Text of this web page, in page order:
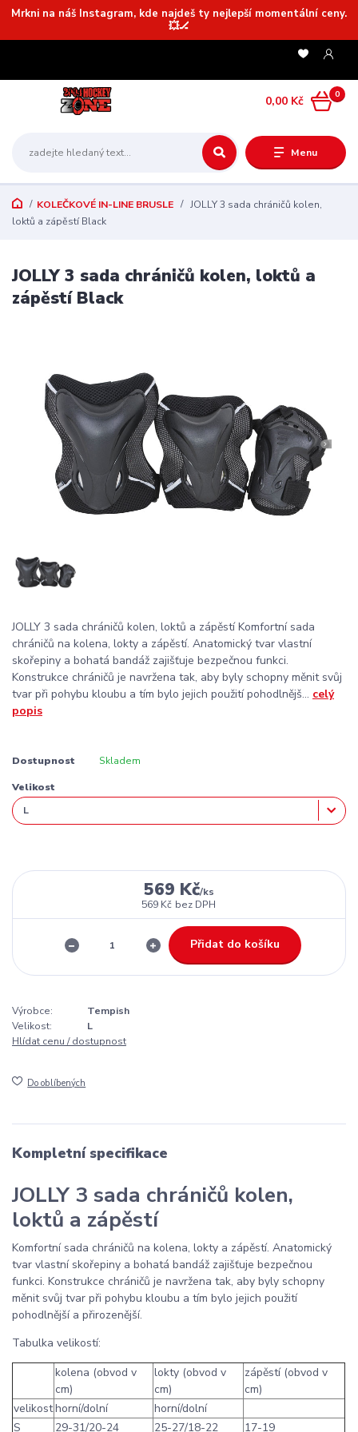
Mrkni na náš Instagram, kde najdeš ty nejlepší momentální ceny.
💥🏒
Menu
0
0,00 Kč
KOLEČKOVÉ IN-LINE BRUSLE
JOLLY 3 sada chráničů kolen,
loktů a zápěstí Black
JOLLY 3 sada chráničů kolen, loktů a
zápěstí Black
JOLLY 3 sada chráničů kolen, loktů a zápěstí Komfortní sada
chráničů na kolena, lokty a zápěstí. Anatomický tvar vlastní
skořepiny a bohatá bandáž zajišťuje bezpečnou funkci.
Konstrukce chráničů je navržena tak, aby byly schopny měnit svůj
tvar při pohybu kloubu a tím bylo jejich použití pohodlnějš... celý
popis
Dostupnost Skladem
Velikost
569 Kč/ks
569 Kč bez DPH
Přidat do košíku
Výrobce:
Tempish
Velikost:
L
Hlídat cenu / dostupnost
Do oblíbených
Kompletní specifikace
JOLLY 3 sada chráničů kolen,
loktů a zápěstí
Komfortní sada chráničů na kolena, lokty a zápěstí. Anatomický
tvar vlastní skořepiny a bohatá bandáž zajišťuje bezpečnou
funkci. Konstrukce chráničů je navržena tak, aby byly schopny
měnit svůj tvar při pohybu kloubu a tím bylo jejich použití
pohodlnější a přirozenější.
Tabulka velikostí:
kolena (obvod v
cm)
lokty (obvod v
cm)
zápěstí (obvod v
cm)
velikosthorní/dolní
horní/dolní
S
29-31/20-24 25-27/18-22 17-19